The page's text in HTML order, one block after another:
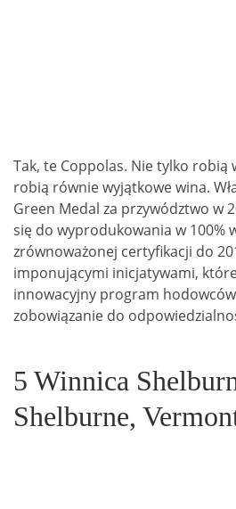
Tak, te Coppolas. Nie tylko robią
robią równie wyjątkowe wina.
Green Medal za przywództwo w
się do wyprodukowania w 100%
zrównoważonej certyfikacji do
imponującymi inicjatywami,
innowacyjny program
zobowiązanie do
5 Winnica
Shelburne,